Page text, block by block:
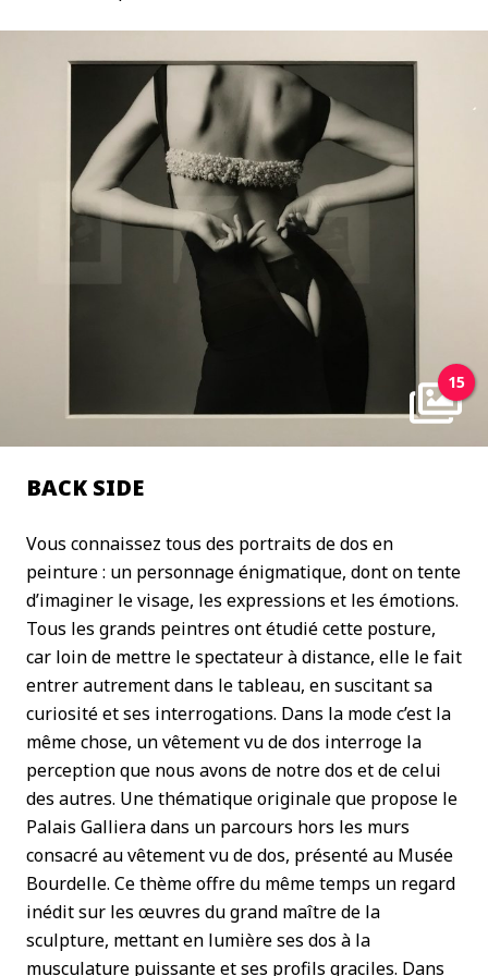
15
BACK SIDE
Vous connaissez tous des portraits de dos en
peinture : un personnage énigmatique, dont on tente
d’imaginer le visage, les expressions et les émotions.
Tous les grands peintres ont étudié cette posture,
car loin de mettre le spectateur à distance, elle le fait
entrer autrement dans le tableau, en suscitant sa
curiosité et ses interrogations. Dans la mode c’est la
même chose, un vêtement vu de dos interroge la
perception que nous avons de notre dos et de celui
des autres. Une thématique originale que propose le
Palais Galliera dans un parcours hors les murs
consacré au vêtement vu de dos, présenté au Musée
Bourdelle. Ce thème offre du même temps un regard
inédit sur les œuvres du grand maître de la
sculpture, mettant en lumière ses dos à la
musculature puissante et ses profils graciles. Dans